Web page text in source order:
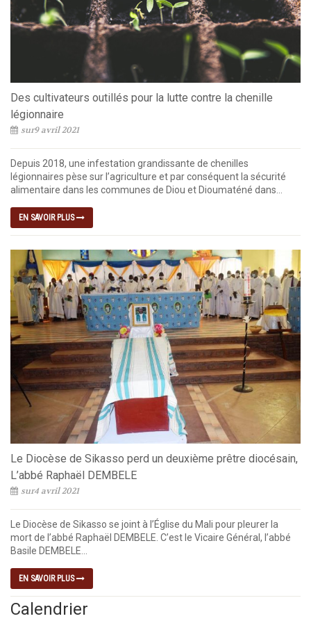
Des cultivateurs outillés pour la lutte contre la chenille
légionnaire
sur9 avril 2021
Depuis 2018, une infestation grandissante de chenilles
légionnaires pèse sur l’agriculture et par conséquent la sécurité
alimentaire dans les communes de Diou et Dioumaténé dans...
EN SAVOIR PLUS
Le Diocèse de Sikasso perd un deuxième prêtre diocésain,
L’abbé Raphaël DEMBELE
sur4 avril 2021
Le Diocèse de Sikasso se joint à l’Église du Mali pour pleurer la
mort de l’abbé Raphaël DEMBELE. C’est le Vicaire Général, l’abbé
Basile DEMBELE...
EN SAVOIR PLUS
Calendrier